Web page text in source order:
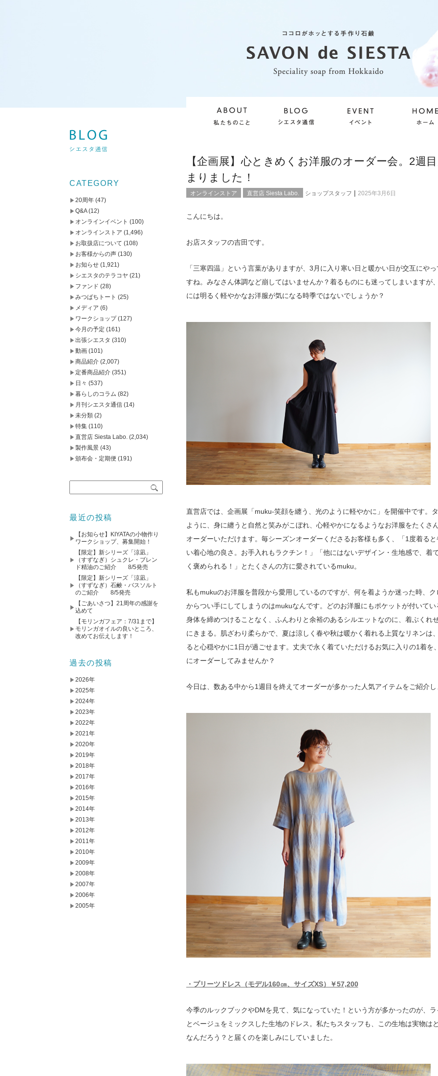
【企画展】心ときめくお洋服のオーダー会。2週
まりました！
オンラインストア 直営店 Siesta Labo. ショップスタッフ | 2025年3月6日
こんにちは。
お店スタッフの吉田です。
「三寒四温」という言葉がありますが、3月に入り寒い日と暖かい日が交互にや
すね。みなさん体調など崩してはいませんか？着るものにも迷ってしまいますが
には明るく軽やかなお洋服が気になる時季ではないでしょうか？
直営店では、企画展「muku-笑顔を纏う、光のように軽やかに」を開催中です。
ように、身に纏うと自然と笑みがこぼれ、心軽やかになるようなお洋服をたくさ
オーダーいただけます。毎シーズンオーダーくださるお客様も多く、「1度着る
い着心地の良さ。お手入れもラクチン！」「他にはないデザイン・生地感で、着
く褒められる！」とたくさんの方に愛されているmuku。
私もmukuのお洋服を普段から愛用しているのですが、何を着ようか迷った時、ク
からつい手にしてしまうのはmukuなんです。どのお洋服にもポケットが付いてい
身体を締めつけることなく、ふんわりと余裕のあるシルエットなのに、着ぶくれ
にきまる。肌ざわり柔らかで、夏は涼しく春や秋は暖かく着れる上質なリネンは
ると心穏やかに1日が過ごせます。丈夫で永く着ていただけるお気に入りの1着を
にオーダーしてみませんか？
今日は、数ある中から1週目を終えてオーダーが多かった人気アイテムをご紹介し
・プリーツドレス（モデル160㎝、サイズXS）￥57,200
今季のルックブックやDMを見て、気になっていた！という方が多かったのが、
とベージュをミックスした生地のドレス。私たちスタッフも、この生地は実物は
なんだろう？と届くのを楽しみにしていました。
CATEGORY
20周年 (47)
Q&A(12)
オンラインイベント (100)
オンラインストア (1,496)
お取扱店について (108)
お客様からの声 (130)
お知らせ (1,921)
シエスタのテラコヤ (21)
ファンド (28)
みつばちトート (25)
メディア (6)
ワークショップ(127)
今月の予定 (161)
出張シエスタ (310)
動画 (101)
商品紹介 (2,007)
定番商品紹介 (351)
日々 (537)
暮らしのコラム (82)
月刊シエスタ通信 (14)
未分類 (2)
特集 (110)
直営店 Siesta Labo. (2,034)
製作風景 (43)
頒布会・定期便 (191)
最近の投稿
【お知らせ】KIYATAの小物作り
ワークショップ、募集開始！
【限定】新シリーズ「涼凪」
（すずなぎ）シュクレ・ブレン
ド精油のご紹介 8/5発売
【限定】新シリーズ「涼凪」
（すずなぎ）石鹸・バスソルト
のご紹介 8/5発売
【ごあいさつ】21周年の感謝を
込めて
【モリンガフェア：7/31まで】
モリンガオイルの良いところ、
改めてお伝えします！
過去の投稿
2026年
2025年
2024年
2023年
2022年
2021年
2020年
2019年
2018年
2017年
2016年
2015年
2014年
2013年
2012年
2011年
2010年
2009年
2008年
2007年
2006年
2005年